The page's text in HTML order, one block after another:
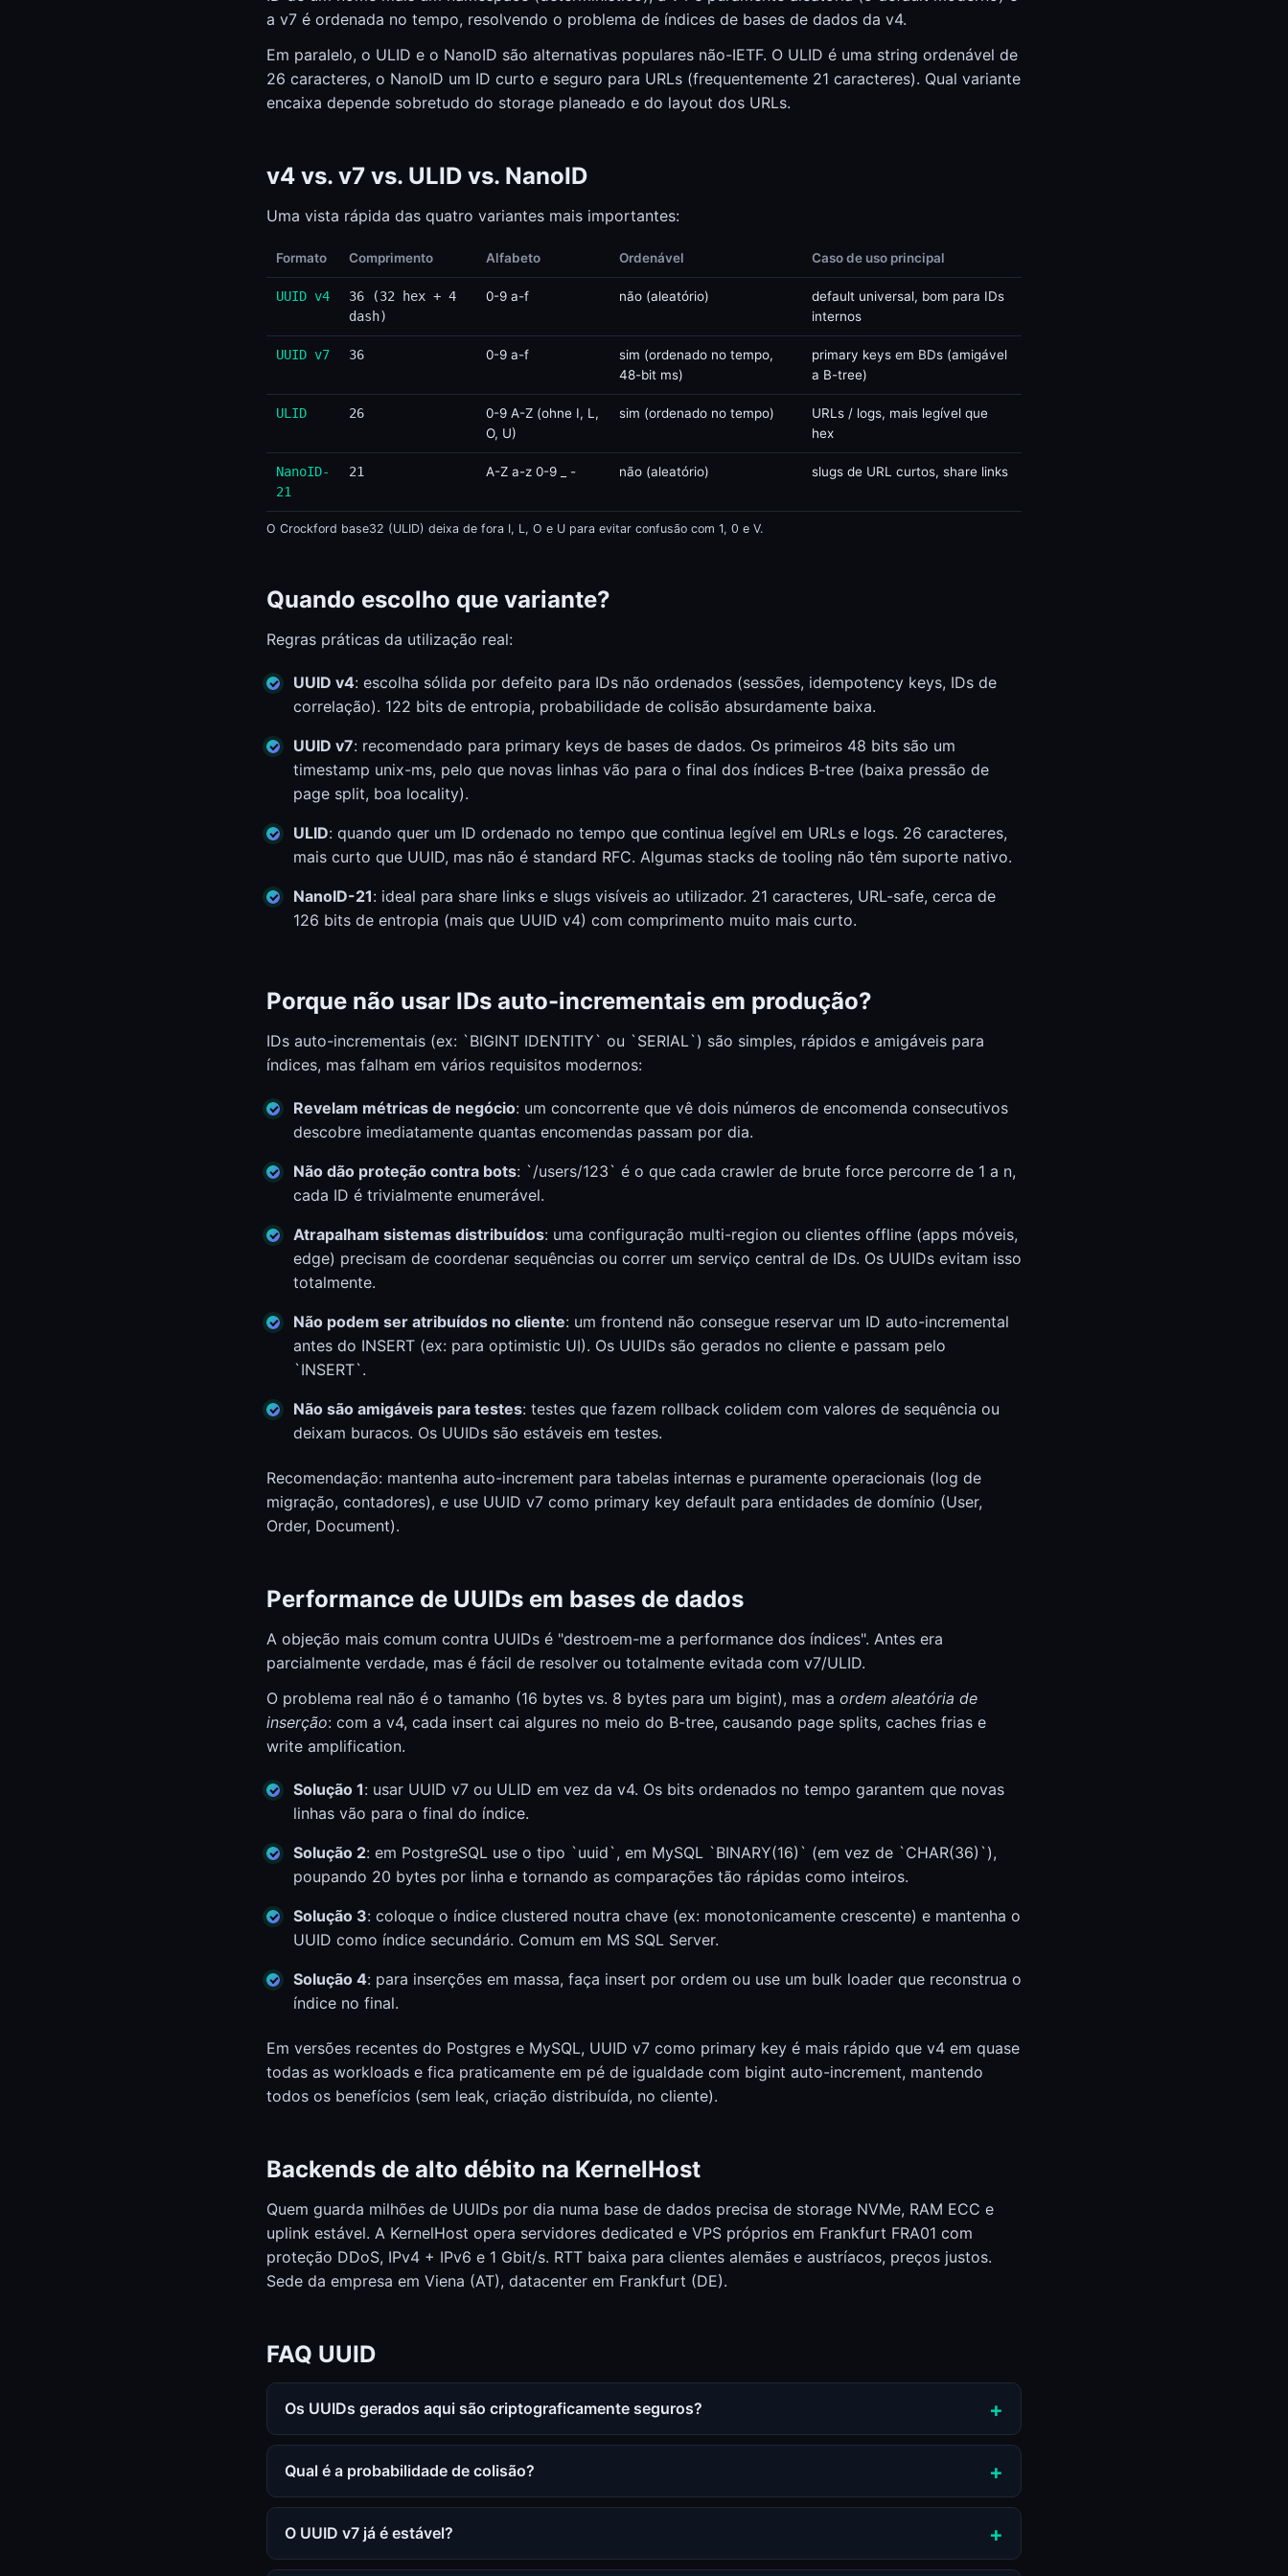
Calculadora custo eletricidade
a v7 é ordenada no tempo, resolvendo o problema de índices de bases de dados da v4.
Em paralelo, o ULID e o NanoID são alternativas populares não-IETF. O ULID é uma string ordenável de
26 caracteres, o NanoID um ID curto e seguro para URLs (frequentemente 21 caracteres). Qual variante
encaixa depende sobretudo do storage planeado e do layout dos URLs.
v4 vs. v7 vs. ULID vs. NanoID
Uma vista rápida das quatro variantes mais importantes:
Formato Comprimento Alfabeto Ordenável Caso de uso principal
UUID v4
36 (32 hex + 4
dash)
0-9 a-f não (aleatório)
default universal, bom para IDs
internos
UUID v7 36 0-9 a-f
sim (ordenado no tempo,
48-bit ms)
primary keys em BDs (amigável
a B-tree)
ULID 26
0-9 A-Z (ohne I, L,
O, U)
sim (ordenado no tempo)
URLs / logs, mais legível que
hex
NanoID-
21
21 A-Z a-z 0-9 _ - não (aleatório) slugs de URL curtos, share links
O Crockford base32 (ULID) deixa de fora I, L, O e U para evitar confusão com 1, 0 e V.
Quando escolho que variante?
Regras práticas da utilização real:
UUID v4: escolha sólida por defeito para IDs não ordenados (sessões, idempotency keys, IDs de
correlação). 122 bits de entropia, probabilidade de colisão absurdamente baixa.
UUID v7: recomendado para primary keys de bases de dados. Os primeiros 48 bits são um
timestamp unix-ms, pelo que novas linhas vão para o final dos índices B-tree (baixa pressão de
page split, boa locality).
ULID: quando quer um ID ordenado no tempo que continua legível em URLs e logs. 26 caracteres,
mais curto que UUID, mas não é standard RFC. Algumas stacks de tooling não têm suporte nativo.
NanoID-21: ideal para share links e slugs visíveis ao utilizador. 21 caracteres, URL-safe, cerca de
126 bits de entropia (mais que UUID v4) com comprimento muito mais curto.
Porque não usar IDs auto-incrementais em produção?
IDs auto-incrementais (ex: `BIGINT IDENTITY` ou `SERIAL`) são simples, rápidos e amigáveis para
índices, mas falham em vários requisitos modernos:
Revelam métricas de negócio: um concorrente que vê dois números de encomenda consecutivos
descobre imediatamente quantas encomendas passam por dia.
Não dão proteção contra bots: `/users/123` é o que cada crawler de brute force percorre de 1 a n,
cada ID é trivialmente enumerável.
Atrapalham sistemas distribuídos: uma configuração multi-region ou clientes offline (apps móveis,
edge) precisam de coordenar sequências ou correr um serviço central de IDs. Os UUIDs evitam isso
totalmente.
Não podem ser atribuídos no cliente: um frontend não consegue reservar um ID auto-incremental
antes do INSERT (ex: para optimistic UI). Os UUIDs são gerados no cliente e passam pelo
`INSERT`.
Não são amigáveis para testes: testes que fazem rollback colidem com valores de sequência ou
deixam buracos. Os UUIDs são estáveis em testes.
Recomendação: mantenha auto-increment para tabelas internas e puramente operacionais (log de
migração, contadores), e use UUID v7 como primary key default para entidades de domínio (User,
Order, Document).
Performance de UUIDs em bases de dados
A objeção mais comum contra UUIDs é "destroem-me a performance dos índices". Antes era
parcialmente verdade, mas é fácil de resolver ou totalmente evitada com v7/ULID.
O problema real não é o tamanho (16 bytes vs. 8 bytes para um bigint), mas a ordem aleatória de
inserção: com a v4, cada insert cai algures no meio do B-tree, causando page splits, caches frias e
write amplification.
Solução 1: usar UUID v7 ou ULID em vez da v4. Os bits ordenados no tempo garantem que novas
linhas vão para o final do índice.
Solução 2: em PostgreSQL use o tipo `uuid`, em MySQL `BINARY(16)` (em vez de `CHAR(36)`),
poupando 20 bytes por linha e tornando as comparações tão rápidas como inteiros.
Solução 3: coloque o índice clustered noutra chave (ex: monotonicamente crescente) e mantenha o
UUID como índice secundário. Comum em MS SQL Server.
Solução 4: para inserções em massa, faça insert por ordem ou use um bulk loader que reconstrua o
índice no final.
Em versões recentes do Postgres e MySQL, UUID v7 como primary key é mais rápido que v4 em quase
todas as workloads e fica praticamente em pé de igualdade com bigint auto-increment, mantendo
todos os benefícios (sem leak, criação distribuída, no cliente).
Backends de alto débito na KernelHost
Quem guarda milhões de UUIDs por dia numa base de dados precisa de storage NVMe, RAM ECC e
uplink estável. A KernelHost opera servidores dedicated e VPS próprios em Frankfurt FRA01 com
proteção DDoS, IPv4 + IPv6 e 1 Gbit/s. RTT baixa para clientes alemães e austríacos, preços justos.
Sede da empresa em Viena (AT), datacenter em Frankfurt (DE).
FAQ UUID
Os UUIDs gerados aqui são criptograficamente seguros?
Qual é a probabilidade de colisão?
O UUID v7 já é estável?